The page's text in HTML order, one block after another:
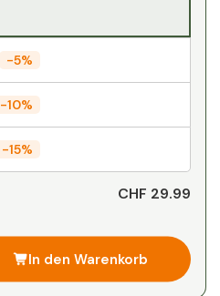
-5%
-10%
-15%
CHF 29.99
In den Warenkorb